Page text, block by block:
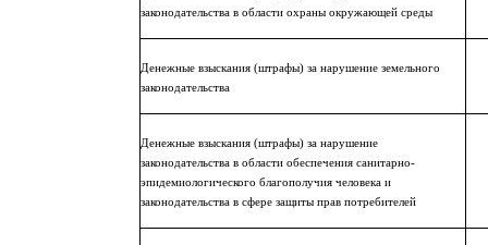
законодательства в области охраны окружающей среды
Денежные взыскания (штрафы) за нарушение земельного
законодательства
Денежные взыскания (штрафы) за нарушение
законодательства в области обеспечения санитарно-
эпидемиологического благополучия человека и
законодательства в сфере защиты прав потребителей